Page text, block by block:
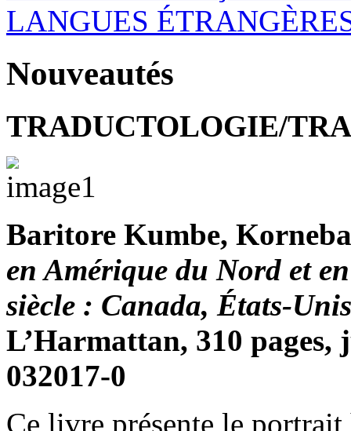
LANGUES
Nouveautés
TRADUCTOLOGIE/
Baritore Kumbe,
en Amérique du Nord et
siècle : Canada, États-
L’Harmattan, 310
032017-0
Ce livre présente le